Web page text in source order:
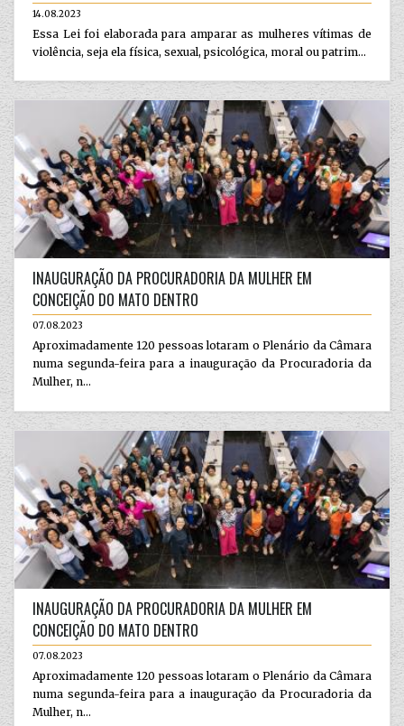
14.08.2023
Essa Lei foi elaborada para amparar as mulheres vítimas de
violência, seja ela física, sexual, psicológica, moral ou patrim...
INAUGURAÇÃO DA PROCURADORIA DA MULHER EM
CONCEIÇÃO DO MATO DENTRO
07.08.2023
Aproximadamente 120 pessoas lotaram o Plenário da Câmara
numa segunda-feira para a inauguração da Procuradoria da
Mulher, n...
INAUGURAÇÃO DA PROCURADORIA DA MULHER EM
CONCEIÇÃO DO MATO DENTRO
07.08.2023
Aproximadamente 120 pessoas lotaram o Plenário da Câmara
numa segunda-feira para a inauguração da Procuradoria da
Mulher, n...